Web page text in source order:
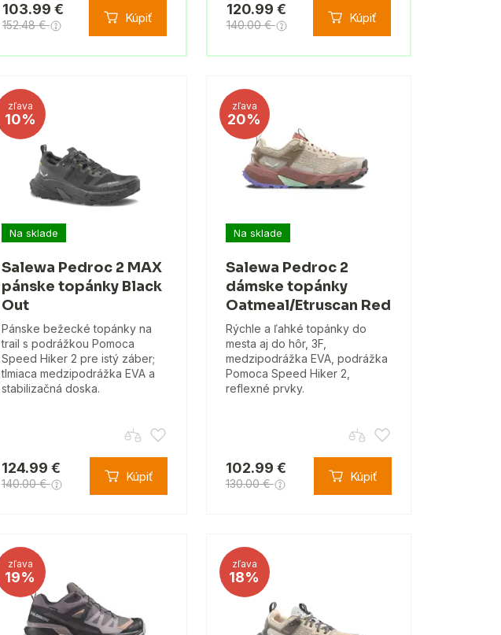
103.99 €
152.48 € Kúpiť
120.99 €
140.00 € Kúpiť
zľava
10%
Na sklade
Salewa Pedroc 2 MAX
pánske topánky Black
Out
Pánske bežecké topánky na
trail s podrážkou Pomoca
Speed Hiker 2 pre istý záber;
tlmiaca medzipodrážka EVA a
stabilizačná doska.
124.99 €
140.00 € Kúpiť
zľava
20%
Na sklade
Salewa Pedroc 2
dámske topánky
Oatmeal/Etruscan Red
Rýchle a ľahké topánky do
mesta aj do hôr, 3F,
medzipodrážka EVA, podrážka
Pomoca Speed Hiker 2,
reflexné prvky.
102.99 €
130.00 € Kúpiť
zľava
19%
zľava
18%